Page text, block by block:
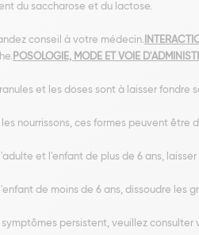
du saccharose et du lactose.
conseil à votre médecin.
POSOLOGIE, MODE ET VOIE
et les doses sont à laisser fondre
nourrissons, ces formes peuvent être
et l'enfant de plus de 6 ans,
de moins de 6 ans, dissoudre les
symptômes persistent, veuillez consulter